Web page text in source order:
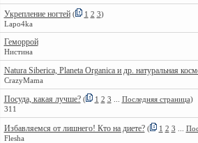
Укрепление ногтей ( 1 2 3)
Lapo4ka
Геморрой
Нистина
Natura Siberica, Planeta Organica и др. натуральная
CrazyMama
Посуда, какая лучше? ( 1 2 3 Последняя страница)
311
Избавляемся от лишнего! Кто на диете? ( 1 2 3
Flesha